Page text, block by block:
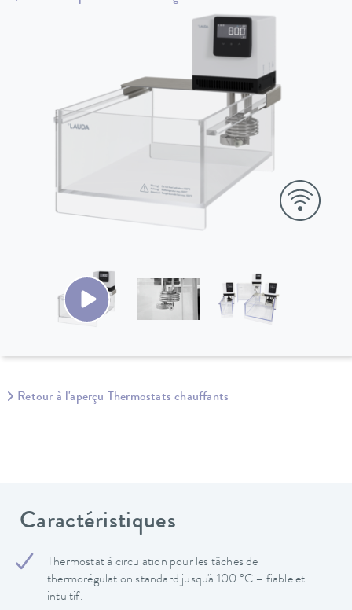
Retour à l'aperçu Thermostats chauffants
Caractéristiques
Thermostat à circulation pour les tâches de
thermorégulation standard jusqu'à 100 °C – fiable et
intuitif.